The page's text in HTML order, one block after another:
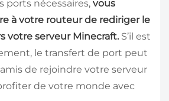
ports nécessaires, vous
à votre routeur de rediriger le
votre serveur Minecraft. S’il est
le transfert de port peut
de rejoindre votre serveur
de votre monde avec